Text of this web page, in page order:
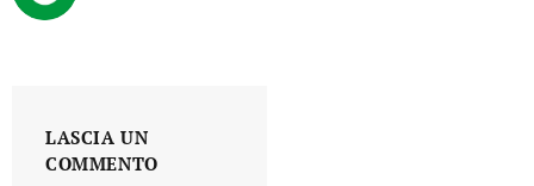
LASCIA UN
COMMENTO